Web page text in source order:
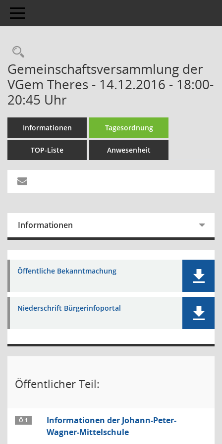
Toggle navigation
Gemeinschaftsversammlung der
VGem Theres - 14.12.2016 - 18:00-
20:45 Uhr
Informationen Tagesordnung
TOP-Liste Anwesenheit
Informationen
Öffentliche Bekanntmachung
Niederschrift Bürgerinfoportal
Öffentlicher Teil:
Ö 1
Informationen der Johann-Peter-
Wagner-Mittelschule